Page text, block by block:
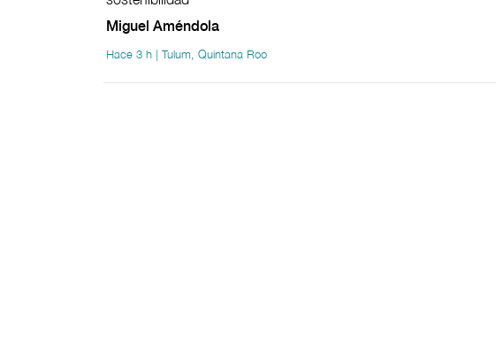
Miguel Améndola
Hace 3 h | Tulum, Quintana Roo